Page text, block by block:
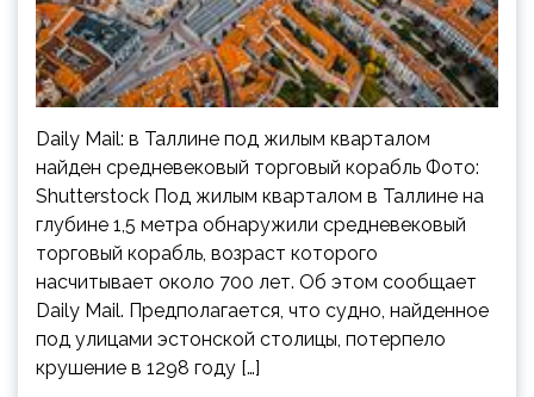
Daily Mail: в Таллине под жилым кварталом
найден средневековый торговый корабль Фото:
Shutterstock Под жилым кварталом в Таллине на
глубине 1,5 метра обнаружили средневековый
торговый корабль, возраст которого
насчитывает около 700 лет. Об этом сообщает
Daily Mail. Предполагается, что судно, найденное
под улицами эстонской столицы, потерпело
крушение в 1298 году […]